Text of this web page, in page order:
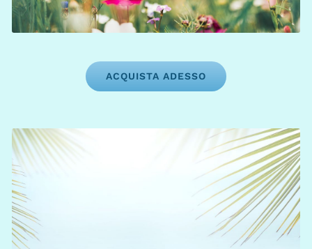
ACQUISTA ADESSO
RIDUZIONE ESTIVA
Inserisci il codice
per acquistare il tuo prossimo pacchetto con la